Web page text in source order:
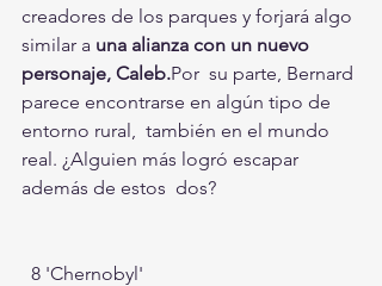
creadores de los parques y forjará algo
similar a una alianza con un nuevo
personaje, Caleb.Por  su parte, Bernard
parece encontrarse en algún tipo de
entorno rural,  también en el mundo
real. ¿Alguien más logró escapar
además de estos  dos?
  8 'Chernobyl'